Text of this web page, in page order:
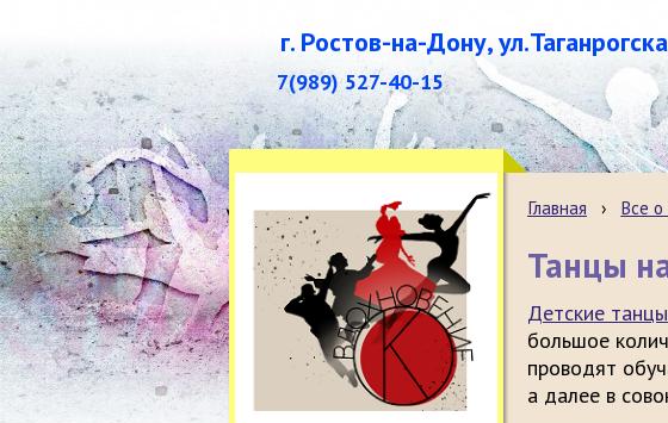
г. Ростов-на-Дону,
7(989) 527-40-15
Главная › Все
Танцы
Детские танцы
большое
проводят
а далее в